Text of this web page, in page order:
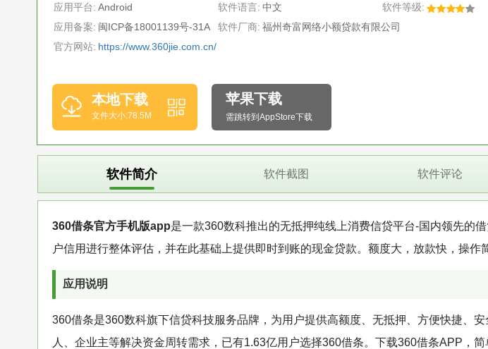
应用平台: Android 软件语言: 中文
软件等级:
应用备案: 闽ICP备18001139号-31A 软件厂商: 福州奇富网络小额贷款有限公司
官方网站: https://www.360jie.com.cn/
本地下载
文件大小:78.5M
苹果下载
需跳转到AppStore下载
软件简介 软件截图 软件评论
360借条官方手机版app是一款360数科推出的无抵押纯线上消费信贷平台-国内领先的
户信用进行整体评估，并在此基础上提供即时到账的现金贷款。额度大，放款快，操作
应用说明
360借条是360数科旗下信贷科技服务品牌，为用户提供高额度、无抵押、方便快捷、
人、企业主等解决资金周转需求，已有1.63亿用户选择360借条。下载360借条APP，